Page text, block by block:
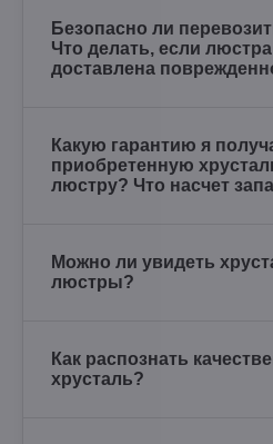
Безопасно ли
Что делать, если
доставлена
Какую гарантию я
приобретенную
люстру? Что насчет
Можно ли увидеть
люстры?
Как распознать
хрусталь?